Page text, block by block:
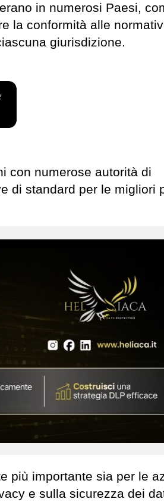
in numerosi Paesi,
la conformità alle
giurisdizione.
con numerose autorità di
di standard per le migliori
più importante sia per le
e sulla sicurezza dei